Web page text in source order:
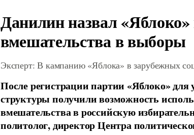
Данилин назвал
вмешательства в выборы
Эксперт: В кампанию «Яблока» в зарубежных
После регистрации партии «Яблоко»
структуры получили возможность
вмешательства в российскую
политолог, директор Центра